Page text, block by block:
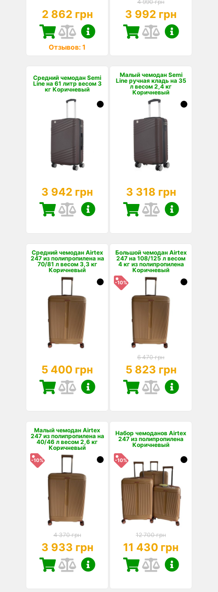
2 862 грн
Отзывов: 1
4 990 грн
3 992 грн
Средний чемодан Semi
Line на 61 литр весом 3
кг Коричневый
3 942 грн
Малый чемодан Semi
Line ручная кладь на 35
л весом 2,4 кг
Коричневый
3 318 грн
Средний чемодан Airtex
247 из полипропилена на
70/81 л весом 3,3 кг
Коричневый
5 400 грн
Большой чемодан Airtex
247 на 108/125 л весом
4 кг из полипропилена
Коричневый
-10%
6 470 грн
5 823 грн
Малый чемодан Airtex
247 из полипропилена на
40/46 л весом 2,6 кг
Коричневый
-10%
4 370 грн
3 933 грн
Набор чемоданов Airtex
247 из полипропилена
Коричневый
-10%
12 700 грн
11 430 грн